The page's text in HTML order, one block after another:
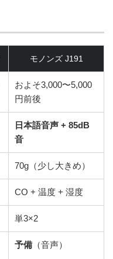
モノンズ J191
およそ3,000〜5,000
円前後
日本語音声 + 85dB
音
70g（少し大きめ）
CO + 温度 + 湿度
単3×2
予備 （音声）